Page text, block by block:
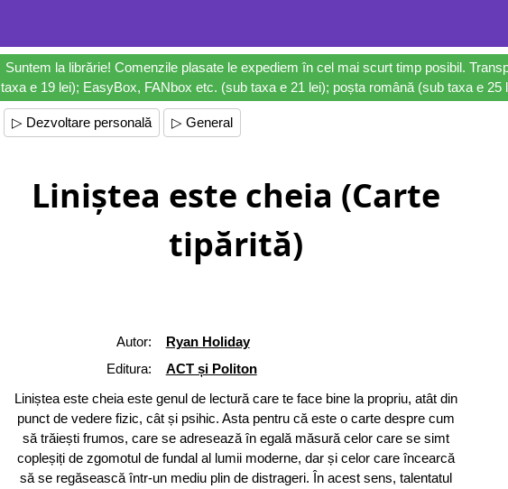
Suntem la librărie! Comenzile plasate le expediem în cel mai scurt timp posibil.
taxa e 19 lei); EasyBox, FANbox etc. (sub taxa e 21 lei); poșta română (sub taxa e
▷ Dezvoltare personală ▷ General
Liniștea este cheia (Carte
tipărită)
Autor:
Ryan Holiday
Editura:
ACT și Politon
Liniștea este cheia este genul de lectură care te face bine la propriu, atât din
punct de vedere fizic, cât și psihic. Asta pentru că este o carte despre cum
să trăiești frumos, care se adresează în egală măsură celor care se simt
copleșiți de zgomotul de fundal al lumii moderne, dar și celor care încearcă
să se regăsească într-un mediu plin de distrageri. În acest sens, talentatul